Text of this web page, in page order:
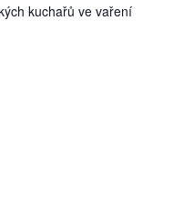
kuchařů ve vaření